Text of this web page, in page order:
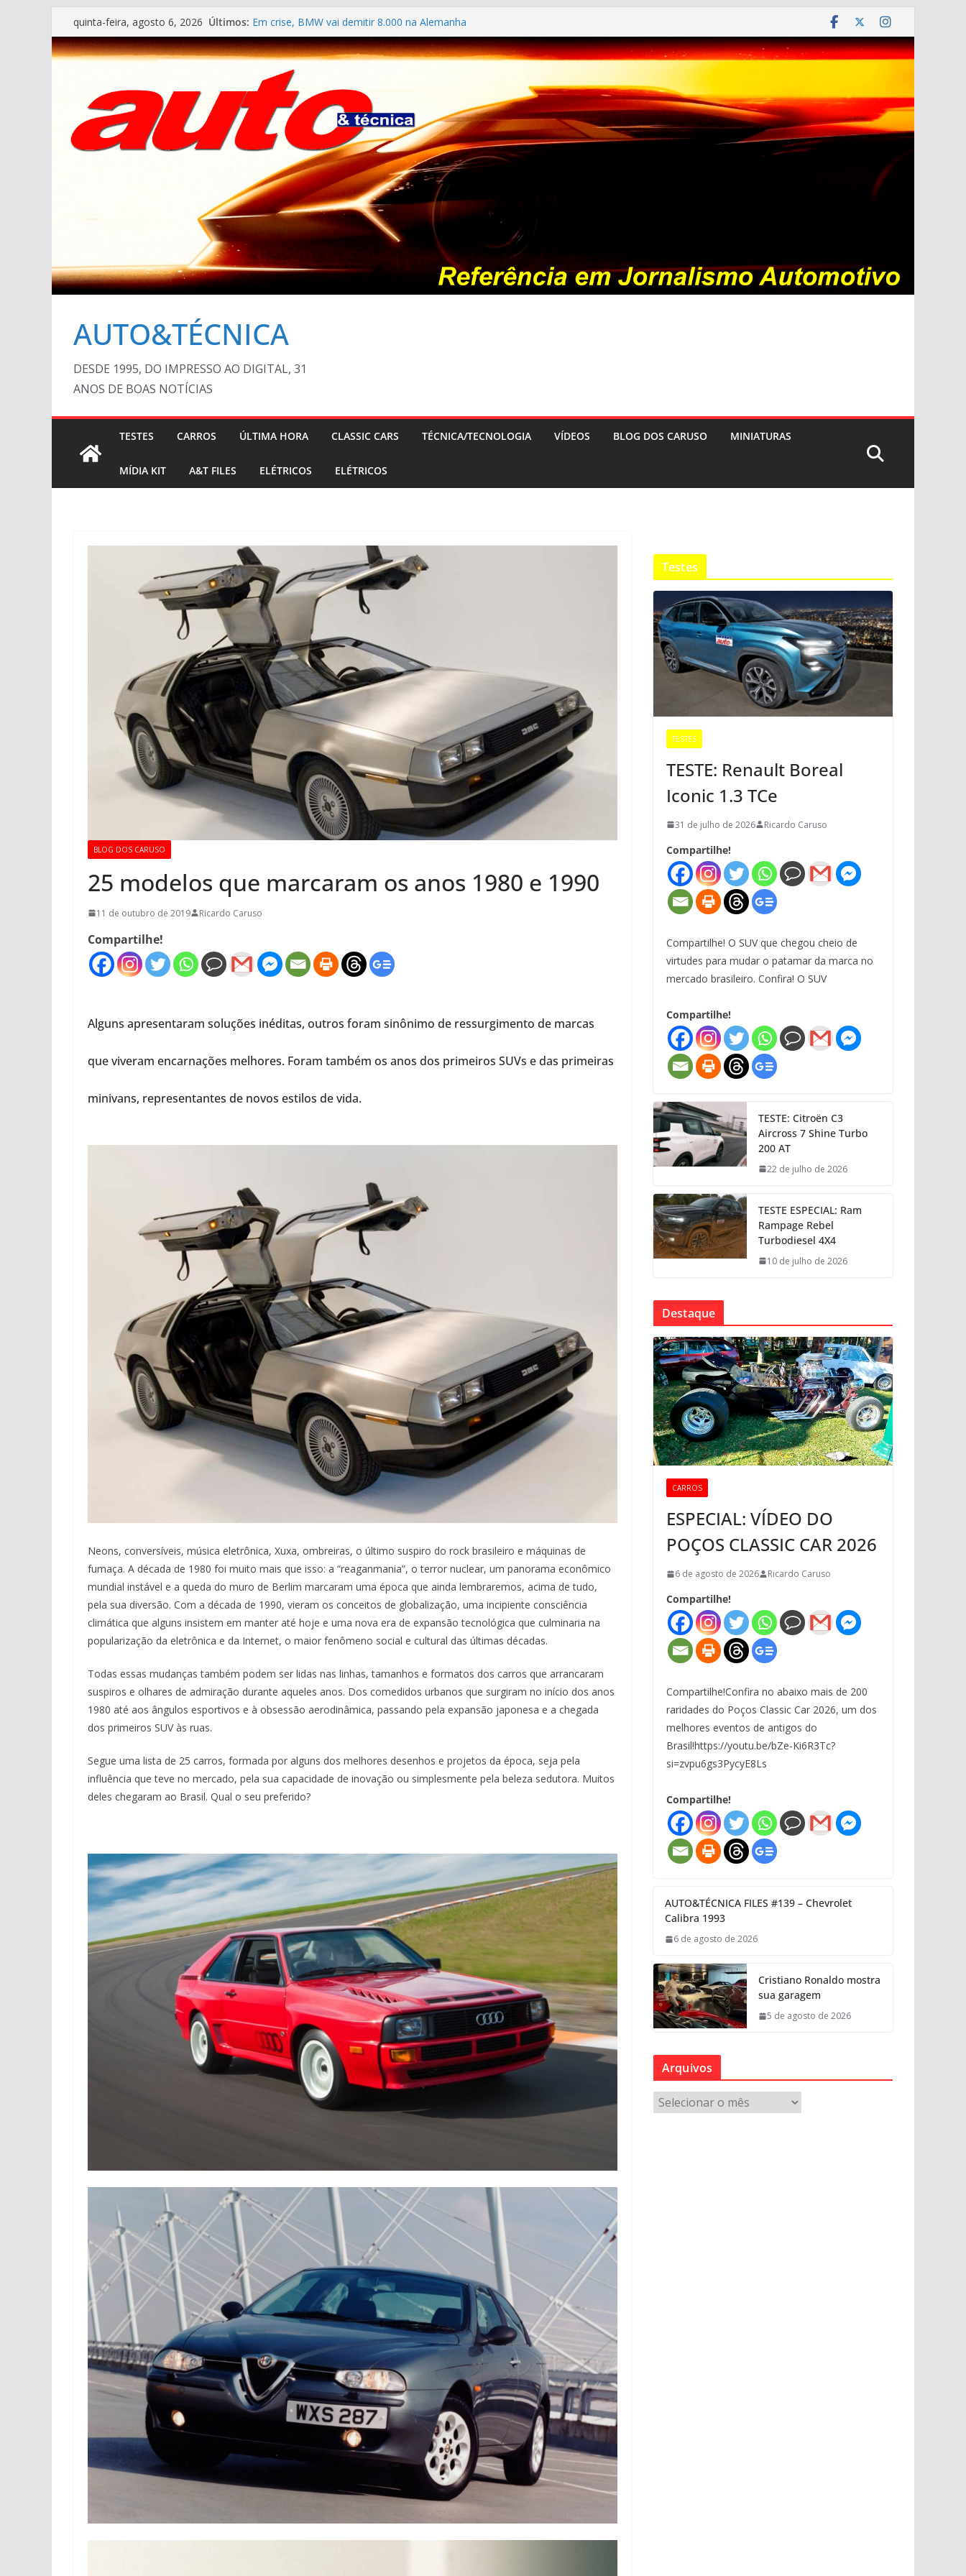
Pular
para
o
quinta-feira, agosto 6, 2026 Últimos: Em crise, BMW vai demitir 8.000 na Alemanha
ESPECIAL: VÍDEO DO POÇOS CLASSIC CAR 2026
AUTO&TÉCNICA FILES #139 – Chevrolet Calibra 1993
Cristiano Ronaldo mostra sua garagem
Ferrari Luce 2026: esgotada em dois meses
AUTO&TÉCNICA
DESDE 1995, DO IMPRESSO AO DIGITAL, 31
ANOS DE BOAS NOTÍCIAS
TESTES CARROS ÚLTIMA HORA CLASSIC CARS TÉCNICA/TECNOLOGIA VÍDEOS BLOG DOS CARUSO MINIATURAS
MÍDIA KIT A&T FILES ELÉTRICOS ELÉTRICOS
BLOG DOS CARUSO
25 modelos que marcaram os anos 1980 e 1990
11 de outubro de 2019 Ricardo Caruso
Compartilhe!
Alguns apresentaram soluções inéditas, outros foram sinônimo de ressurgimento de marcas
que viveram encarnações melhores. Foram também os anos dos primeiros SUVs e das primeiras
minivans, representantes de novos estilos de vida.
Neons, conversíveis, música eletrônica, Xuxa, ombreiras, o último suspiro do rock brasileiro e máquinas de
fumaça. A década de 1980 foi muito mais que isso: a “reaganmania”, o terror nuclear, um panorama econômico
mundial instável e a queda do muro de Berlim marcaram uma época que ainda lembraremos, acima de tudo,
pela sua diversão. Com a década de 1990, vieram os conceitos de globalização, uma incipiente consciência
climática que alguns insistem em manter até hoje e uma nova era de expansão tecnológica que culminaria na
popularização da eletrônica e da Internet, o maior fenômeno social e cultural das últimas décadas.
Todas essas mudanças também podem ser lidas nas linhas, tamanhos e formatos dos carros que arrancaram
suspiros e olhares de admiração durante aqueles anos. Dos comedidos urbanos que surgiram no início dos anos
1980 até aos ângulos esportivos e à obsessão aerodinâmica, passando pela expansão japonesa e a chegada
dos primeiros SUV às ruas.
Segue uma lista de 25 carros, formada por alguns dos melhores desenhos e projetos da época, seja pela
influência que teve no mercado, pela sua capacidade de inovação ou simplesmente pela beleza sedutora. Muitos
deles chegaram ao Brasil. Qual o seu preferido?
Testes
TESTES
TESTE: Renault Boreal
Iconic 1.3 TCe
31 de julho de 2026 Ricardo Caruso
Compartilhe!
Compartilhe! O SUV que chegou cheio de
virtudes para mudar o patamar da marca no
mercado brasileiro. Confira! O SUV
Compartilhe!
TESTE: Citroën C3
Aircross 7 Shine Turbo
200 AT
22 de julho de 2026
TESTE ESPECIAL: Ram
Rampage Rebel
Turbodiesel 4X4
10 de julho de 2026
Destaque
CARROS
ESPECIAL: VÍDEO DO
POÇOS CLASSIC CAR 2026
6 de agosto de 2026 Ricardo Caruso
Compartilhe!
Compartilhe!Confira no abaixo mais de 200
raridades do Poços Classic Car 2026, um dos
melhores eventos de antigos do
Brasil!https://youtu.be/bZe-Ki6R3Tc?
si=zvpu6gs3PycyE8Ls
Compartilhe!
AUTO&TÉCNICA FILES #139 – Chevrolet
Calibra 1993
6 de agosto de 2026
Cristiano Ronaldo mostra
sua garagem
5 de agosto de 2026
Arquivos